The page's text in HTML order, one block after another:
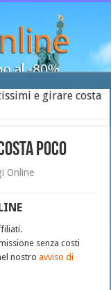
e girare costa
poco
Online
senza costi
nostroavviso di